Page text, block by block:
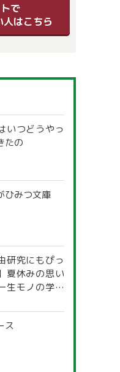
で
人はこちら
いつどうやっ
たの
ひみつ文庫
研究にもぴっ
夏休みの思い
生モノの学び
イド
ス